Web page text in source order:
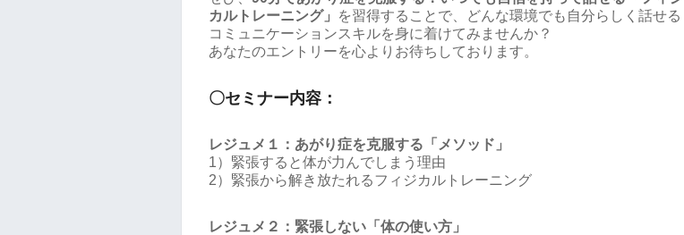
カルトレーニング」
を習得することで、どんな環境でも自分らしく話せる
コミュニケーションスキルを身に着けてみませんか？
あなたのエントリーを心よりお待ちしております。
〇セミナー内容：
レジュメ１：あがり症を克服する「メソッド」
1）緊張すると体が力んでしまう理由
2）緊張から解き放たれるフィジカルトレーニング
レジュメ２：緊張しない「体の使い方」